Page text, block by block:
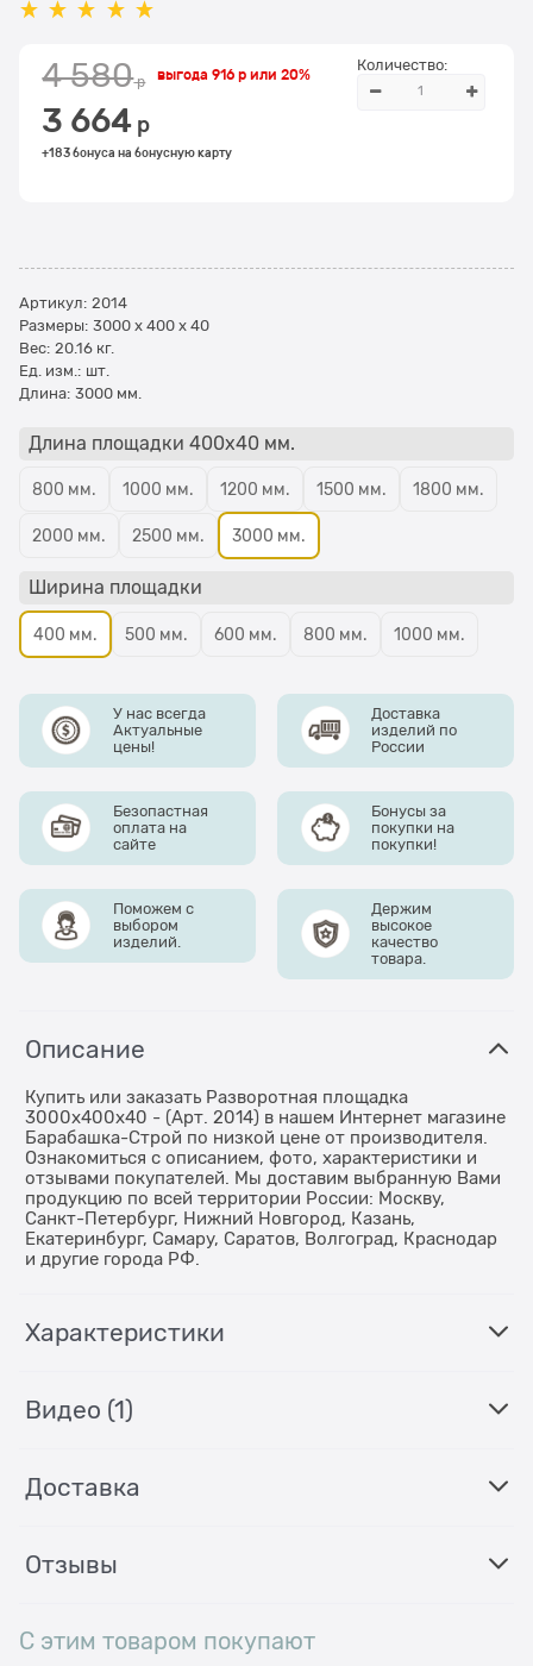
4 580 р
3 664 р
выгода 916 рили 20%
+183 бонуса на бонусную карту
Количество:
Артикул: 2014
Размеры: 3000 x 400 x 40
Вес: 20.16 кг.
Ед. изм.: шт.
Длина: 3000 мм.
Длина площадки 400х40 мм.
800 мм. 1000 мм. 1200 мм. 1500 мм. 1800 мм.
2000 мм. 2500 мм. 3000 мм.
Ширина площадки
400 мм. 500 мм. 600 мм. 800 мм. 1000 мм.
У нас всегда
Актуальные
цены!
Доставка
изделий по
России
Безопастная
оплата на
сайте
Бонусы за
покупки на
покупки!
Поможем с
выбором
изделий.
Держим
высокое
качество
товара.
Описание
Купить или заказать Разворотная площадка
3000х400х40 - (Арт. 2014) в нашем Интернет магазине
Барабашка-Строй по низкой цене от производителя.
Ознакомиться с описанием, фото, характеристики и
отзывами покупателей. Мы доставим выбранную Вами
продукцию по всей территории России: Москву,
Санкт-Петербург, Нижний Новгород, Казань,
Екатеринбург, Самару, Саратов, Волгоград, Краснодар
и другие города РФ.
Характеристики
Видео (1)
Доставка
Отзывы
С этим товаром покупают